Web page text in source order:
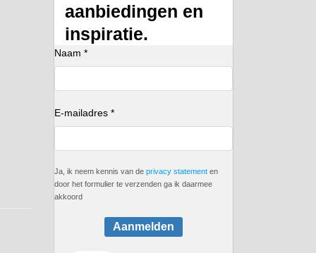
aanbiedingen en
inspiratie.
Naam *
E-mailadres *
Ja, ik neem kennis van de privacy statement en
door het formulier te verzenden ga ik daarmee
akkoord
Aanmelden